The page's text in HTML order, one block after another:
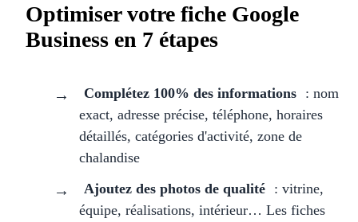
Optimiser votre fiche Google
Business en 7 étapes
Complétez 100% des informations : nom
exact, adresse précise, téléphone, horaires
détaillés, catégories d'activité, zone de
chalandise
Ajoutez des photos de qualité : vitrine,
équipe, réalisations, intérieur… Les fiches